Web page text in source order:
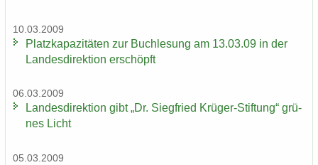
10.03.2009
Platz­ka­pa­zi­tä­ten zur Buch­le­sung am 13.03.09 in der
Lan­des­di­rek­ti­on er­schöpft
06.03.2009
Lan­des­di­rek­ti­on gibt „Dr. Sieg­fried Krüger-​Stiftung“ grü­
nes Licht
05.03.2009